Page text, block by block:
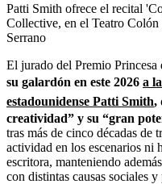
Patti Smith ofrece el recital
Collective, en el Teatro Colón
Serrano
El jurado del Premio Princesa
su galardón en este 2026 a
estadounidense Patti Smith,
creatividad” y su “gran
tras más de cinco décadas de
actividad en los escenarios ni
escritora, manteniendo
con distintas causas sociales